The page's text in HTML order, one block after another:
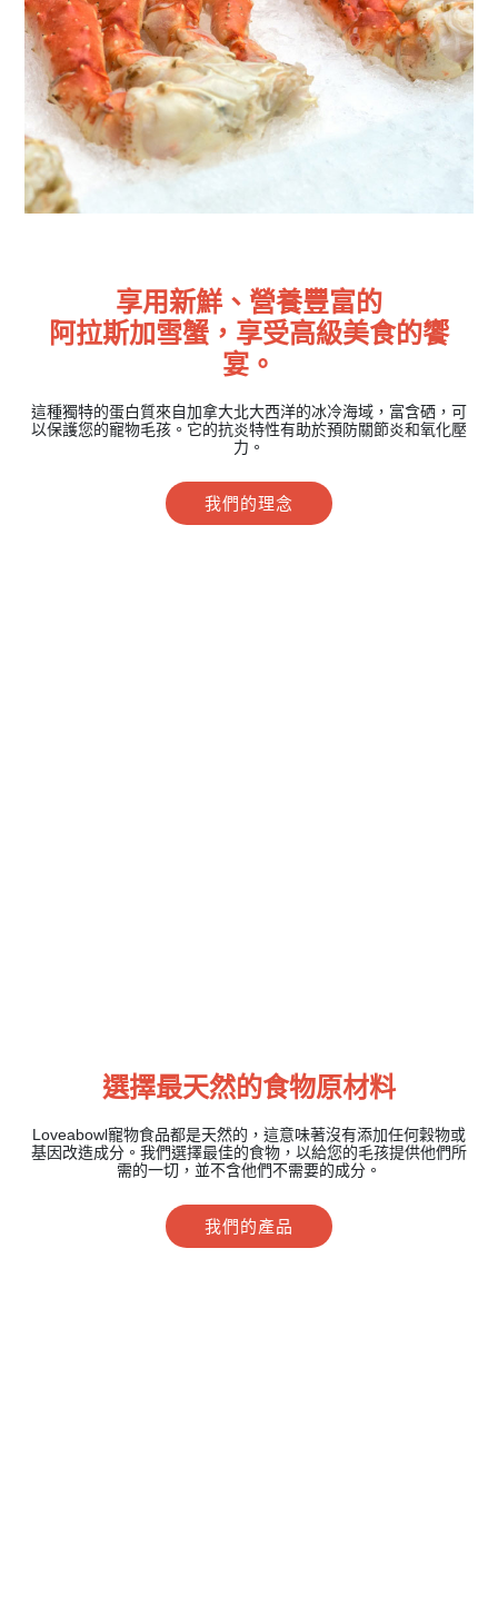
享用新鮮、營養豐富的
阿拉斯加雪蟹，享受高級美食的饗
宴。
這種獨特的蛋白質來自加拿大北大西洋的冰冷海域，富含硒，可
以保護您的寵物毛孩。它的抗炎特性有助於預防關節炎和氧化壓
力。
我們的理念
選擇最天然的食物原材料
Loveabowl寵物食品都是天然的，這意味著沒有添加任何穀物或
基因改造成分。我們選擇最佳的食物，以給您的毛孩提供他們所
需的一切，並不含他們不需要的成分。
我們的產品